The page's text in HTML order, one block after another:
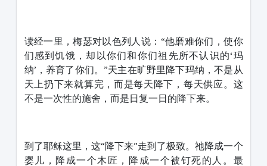
读经一里，梅瑟对以色列人说：“他磨难你们，使你
们感到饥饿，却以你们和你们祖先所不认识的‘玛
纳’，养育了你们。”天主在旷野里降下玛纳，不是从
天上扔下来就算完，而是每天降下，每天供应。这
不是一次性的施舍，而是日复一日的降下来。
到了耶稣这里，这“降下来”走到了极致。祂降成一个
婴儿，降成一个木匠，降成一个被钉死的人。最